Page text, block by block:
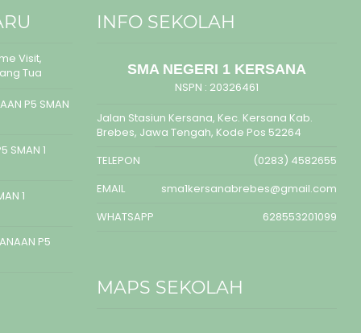
Visit,
Tua
P5 SMAN
SMAN 1
1
P5
INFO SEKOLAH
SMA NEGERI 1 KERSANA
NSPN : 20326461
Jalan Stasiun Kersana, Kec. Kersana Kab.
Brebes, Jawa Tengah, Kode Pos 52264
TELEPON
(0283) 4582655
EMAIL
sma1kersanabrebes@gmail.com
WHATSAPP
628553201099
MAPS SEKOLAH